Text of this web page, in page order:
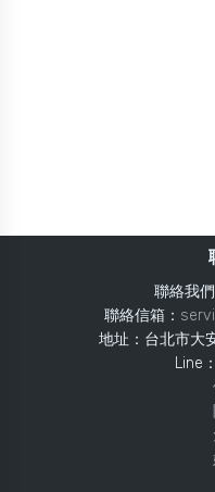
聯絡我
聯絡信箱：
地址：台北市大
Line：